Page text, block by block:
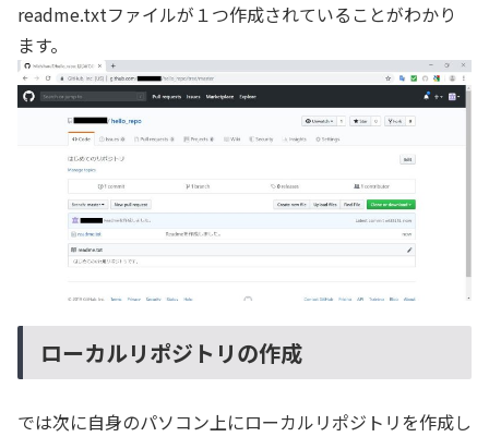
readme.txtファイルが１つ作成されていることがわかり
ます。
ローカルリポジトリの作成
では次に自身のパソコン上にローカルリポジトリを作成し